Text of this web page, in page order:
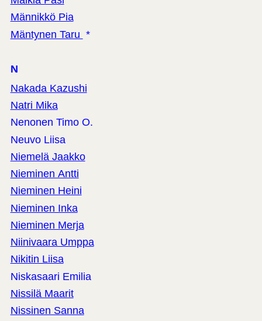
Männikkö Pia
Mäntynen Taru *
N
Nakada Kazushi
Natri Mika
Nenonen Timo O.
Neuvo Liisa
Niemelä Jaakko
Nieminen Antti
Nieminen Heini
Nieminen Inka
Nieminen Merja
Niinivaara Umppa
Nikitin Liisa
Niskasaari Emilia
Nissilä Maarit
Nissinen Sanna